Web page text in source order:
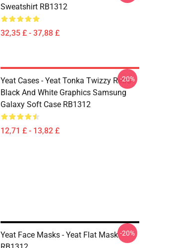
Sweatshirt RB1312
32,35 £ - 37,88 £
Yeat Cases - Yeat Tonka Twizzy Retro
Black And White Graphics Samsung
Galaxy Soft Case RB1312
12,71 £ - 13,82 £
-20%
Yeat Face Masks - Yeat Flat Mask -20%